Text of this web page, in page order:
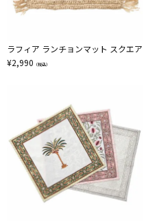
ラフィア ランチョンマット スクエア
¥2,990 （税込）